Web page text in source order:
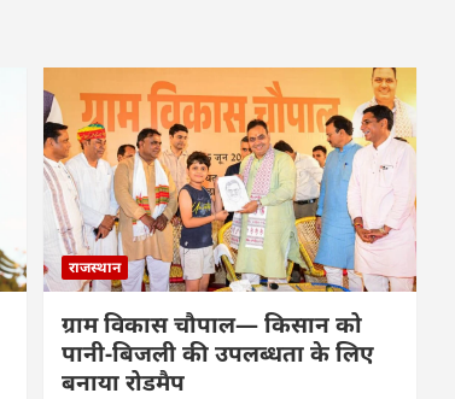
राजस्थान
ग्राम विकास चौपाल— किसान को
पानी-बिजली की उपलब्धता के लिए
बनाया रोडमैप